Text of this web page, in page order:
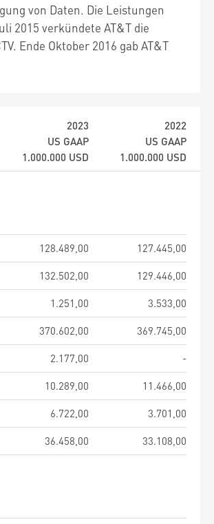
von Daten. Die Leistungen
2015 verkündete AT&T die
Ende Oktober 2016 gab AT&T
2023
US GAAP
1.000.000 USD
2022
US GAAP
1.000.000 USD
128.489,00
127.445,00
132.502,00
129.446,00
1.251,00
3.533,00
370.602,00
369.745,00
2.177,00
-
10.289,00
11.466,00
6.722,00
3.701,00
36.458,00 33.108,00